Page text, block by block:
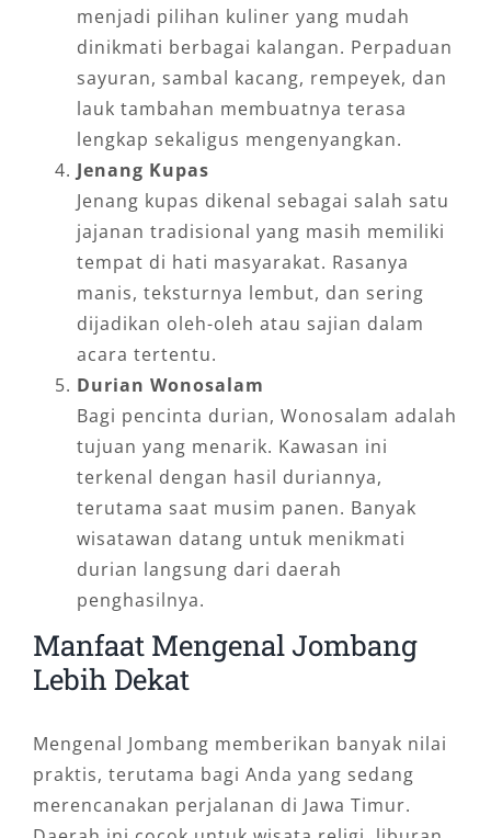
menjadi pilihan kuliner yang mudah
dinikmati berbagai kalangan. Perpaduan
sayuran, sambal kacang, rempeyek, dan
lauk tambahan membuatnya terasa
lengkap sekaligus mengenyangkan.
Jenang Kupas
Jenang kupas dikenal sebagai salah satu
jajanan tradisional yang masih memiliki
tempat di hati masyarakat. Rasanya
manis, teksturnya lembut, dan sering
dijadikan oleh-oleh atau sajian dalam
acara tertentu.
Durian Wonosalam
Bagi pencinta durian, Wonosalam adalah
tujuan yang menarik. Kawasan ini
terkenal dengan hasil duriannya,
terutama saat musim panen. Banyak
wisatawan datang untuk menikmati
durian langsung dari daerah
penghasilnya.
Manfaat Mengenal Jombang
Lebih Dekat
Mengenal Jombang memberikan banyak nilai
praktis, terutama bagi Anda yang sedang
merencanakan perjalanan di Jawa Timur.